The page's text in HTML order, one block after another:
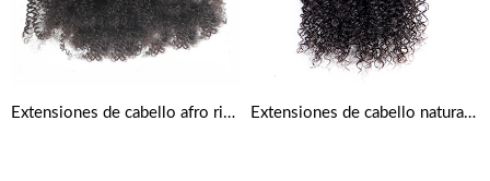
Extensiones de cabello afro rizado natural Extensiones de cabello natural rizado